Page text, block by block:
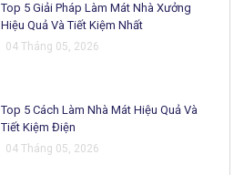
Top 5 Giải Pháp Làm Mát Nhà Xưởng
Hiệu Quả Và Tiết Kiệm Nhất
04 Tháng 05, 2026
Top 5 Cách Làm Nhà Mát Hiệu Quả Và
Tiết Kiệm Điện
04 Tháng 05, 2026